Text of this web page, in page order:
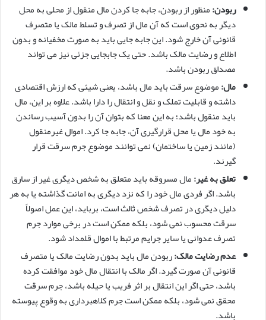
ربودن:منظور از ربودن، جابه جا کردن مال منقول از محلی به محل
دیگر به نحوی است که آن مال از تصرف و تسلط مالک یا متصرف
قانونی آن خارج شود. این جابه جایی باید به صورت مخفیانه و بدون
اطلاع و رضایت مالک باشد. حتی یک جابجایی جزئی نیز می تواند
مصداق ربودن باشد.
مال:موضوع سرقت باید مال باشد، یعنی شیئی که ارزش اقتصادی
داشته و قابلیت تملک و نقل و انتقال را دارا باشد. علاوه بر این، مال
باید منقول باشد؛ به این معنا که بتوان آن را بدون آسیب رساندن
به خود مال یا محل قرارگیری آن، جابه جا کرد. اموال غیرمنقول
(مانند زمین یا ساختمان) نمی توانند موضوع جرم سرقت قرار
گیرند.
تعلق به غیر:مال مسروقه باید متعلق به شخص دیگری غیر از سارق
باشد. اگر فردی مال خود را که نزد دیگری به امانت گذاشته یا به هر
دلیل دیگری در تصرف شخص ثالث است، برباید، این عمل اصولاً
سرقت محسوب نمی شود، بلکه ممکن است در برخی موارد جرم
تصرف عدوانی یا سایر جرایم مرتبط با اموال قلمداد شود.
عدم رضایت مالک:ربودن مال باید بدون رضایت مالک یا متصرف
قانونی آن صورت گیرد. اگر مالک با انتقال مال خود موافقت کرده
باشد، حتی اگر این انتقال بر اثر فریب یا حیله باشد، جرم سرقت
محقق نمی شود، بلکه ممکن است جرم کلاهبرداری به وقوع پیوسته
باشد.